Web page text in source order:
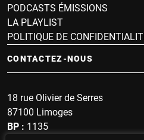
PODCASTS ÉMISSIONS
LA PLAYLIST
POLITIQUE DE
CONTACTEZ-NOUS
18 rue Olivier de Serres
87100 Limoges
BP : 1135